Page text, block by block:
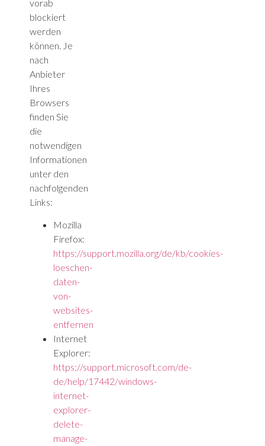
vorab
blockiert
werden
können. Je
nach
Anbieter
Ihres
Browsers
finden Sie
die
notwendigen
Informationen
unter den
nachfolgenden
Links:
Mozilla
Firefox:
https://support.mozilla.org/de/kb/cookies-
loeschen-
daten-
von-
websites-
entfernen
Internet
Explorer:
https://support.microsoft.com/de-
de/help/17442/windows-
internet-
explorer-
delete-
manage-